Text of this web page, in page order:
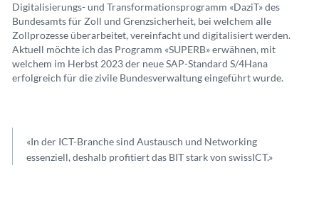
Digitalisierungs- und Transformationsprogramm «DaziT» des
Bundesamts für Zoll und Grenzsicherheit, bei welchem alle
Zollprozesse überarbeitet, vereinfacht und digitalisiert werden.
Aktuell möchte ich das Programm «SUPERB» erwähnen, mit
welchem im Herbst 2023 der neue SAP-Standard S/4Hana
erfolgreich für die zivile Bundesverwaltung eingeführt wurde.
«In der ICT-Branche sind Austausch und Networking
essenziell, deshalb profitiert das BIT stark von swissICT.»